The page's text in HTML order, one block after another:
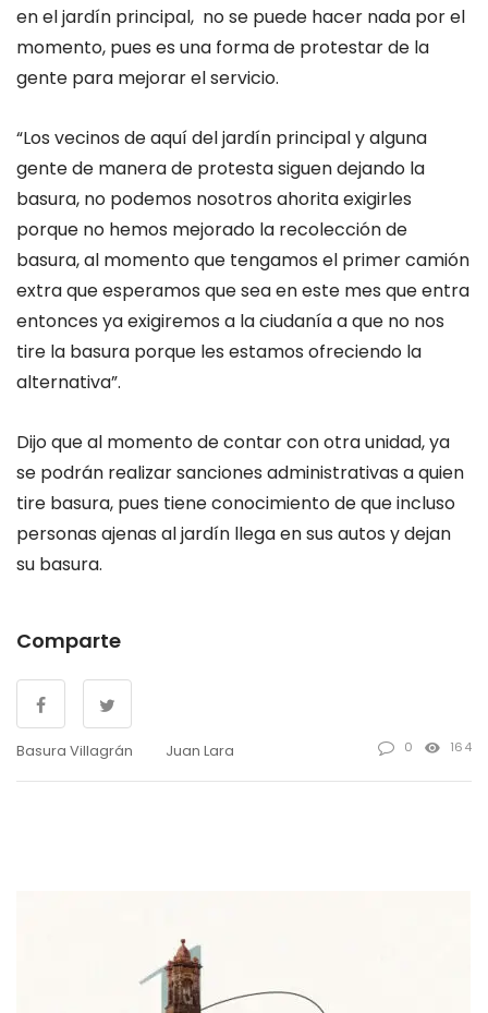
en el jardín principal, no se puede hacer nada por el
momento, pues es una forma de protestar de la
gente para mejorar el servicio.
“Los vecinos de aquí del jardín principal y alguna
gente de manera de protesta siguen dejando la
basura, no podemos nosotros ahorita exigirles
porque no hemos mejorado la recolección de
basura, al momento que tengamos el primer camión
extra que esperamos que sea en este mes que entra
entonces ya exigiremos a la ciudanía a que no nos
tire la basura porque les estamos ofreciendo la
alternativa”.
Dijo que al momento de contar con otra unidad, ya
se podrán realizar sanciones administrativas a quien
tire basura, pues tiene conocimiento de que incluso
personas ajenas al jardín llega en sus autos y dejan
su basura.
Comparte
Basura Villagrán Juan Lara 0 164